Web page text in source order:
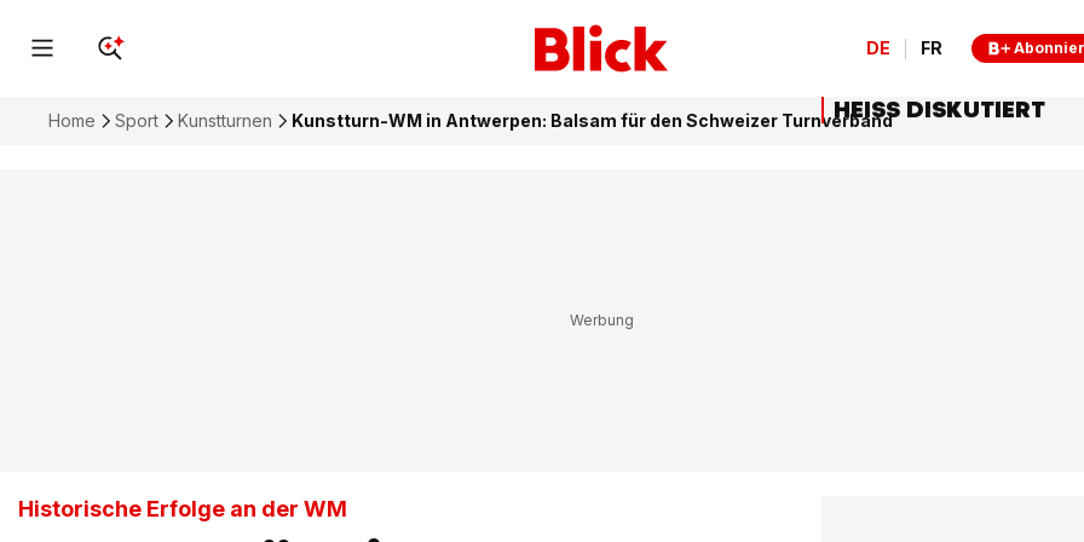
DE FR
Home Sport Kunstturnen Kunstturn-WM in Antwerpen: Balsam für den Schweizer Turnverband
Historische Erfolge an der WM
HEISS DISKUTIERT